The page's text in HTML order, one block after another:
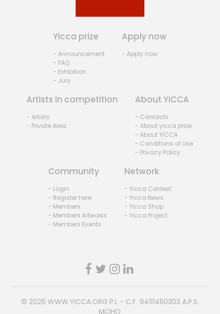
Yicca prize
- Announcement
- FAQ
- Exhibition
- Jury
Apply now
- Apply now
Artists in competition
- Artists
- Private Area
About YICCA
- Contacts
- About yicca prize
- About YICCA
- Conditions of Use
- Privacy Policy
Community
- Login
- Register here
- Members
- Members Artworks
- Members Events
Network
- Yicca Contest
- Yicca News
- Yicca Shop
- Yicca Project
© 2026 WWW.YICCA.ORG P.I. - C.F. 94111450303 A.P.S.
MOHO